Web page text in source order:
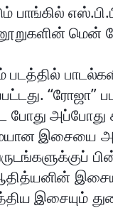
மென்
“ரோஜா”
அப்போது
இசையை
இசையும்